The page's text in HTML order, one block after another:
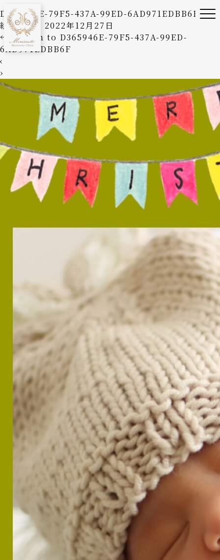
D365946E-79F5-437A-99ED-6AD971EDBB6F
絵美森本
2022年12月27日
←
Return to D365946E-79F5-437A-99ED-
6AD971EDBB6F
‹
›